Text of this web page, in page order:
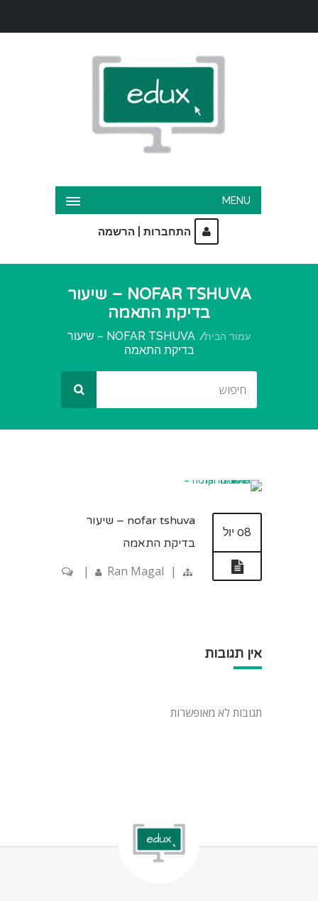
MENU
התחברות הרשמה
NOFAR TSHUVA – שיעור
בדיקת התאמה
עמוד הבית
NOFAR TSHUVA – שיעור
בדיקת התאמה
08 יול
nofar tshuva – שיעור
בדיקת התאמה
Ran Magal |
|
אין תגובות
תגובות לא מאופשרות